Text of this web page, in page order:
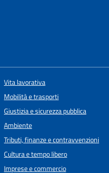
Vita lavorativa
Mobilità e trasporti
Giustizia e sicurezza pubblica
Ambiente
Tributi, finanze e contravvenzioni
Cultura e tempo libero
Imprese e commercio